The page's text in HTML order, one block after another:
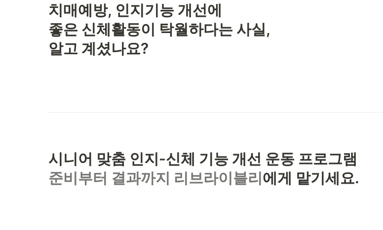
치매예방, 인지기능 개선에
좋은 신체활동이 탁월하다는 사실,
알고 계셨나요?
준비부터 결과까지 리브라이블리에게 맡기세요.